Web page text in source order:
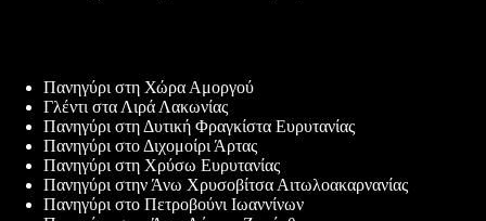
Πανηγύρι στη Χώρα Αμοργού
Γλέντι στα Λιρά Λακωνίας
Πανηγύρι στη Δυτική Φραγκίστα Ευρυτανίας
Πανηγύρι στο Διχομοίρι Άρτας
Πανηγύρι στη Χρύσω Ευρυτανίας
Πανηγύρι στην Άνω Χρυσοβίτσα Αιτωλοακαρνανίας
Πανηγύρι στο Πετροβούνι Ιωαννίνων